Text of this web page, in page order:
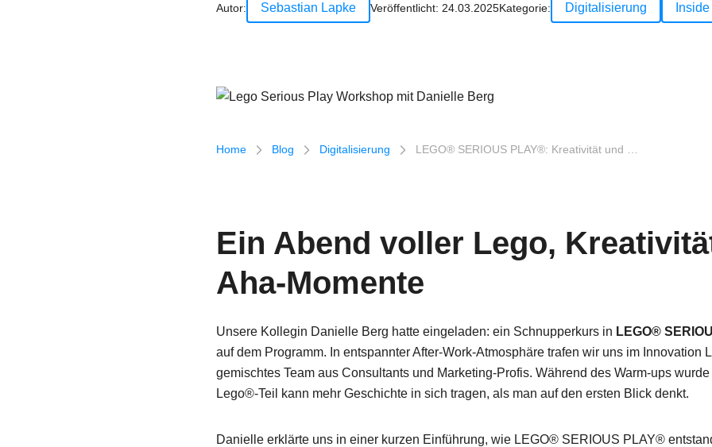
Autor: Sebastian Lapke Veröffentlicht: 24.03.2025Kategorie: Digitalisierung Inside
Breadcrumb-Navigation
Home Blog Digitalisierung LEGO® SERIOUS PLAY®: Kreativität und …
Ein Abend voller Lego,
Aha-Momente
Unsere Kollegin Danielle Berg hatte eingeladen: ein Schnupperkurs in LEGO®
auf dem Programm. In entspannter After-Work-Atmosphäre trafen wir uns im Innovation
gemischtes Team aus Consultants und Marketing-Profis. Während des Warm-ups
Lego®-Teil kann mehr Geschichte in sich tragen, als man auf den ersten Blick denkt.
Danielle erklärte uns in einer kurzen Einführung, wie LEGO® SERIOUS PLAY®